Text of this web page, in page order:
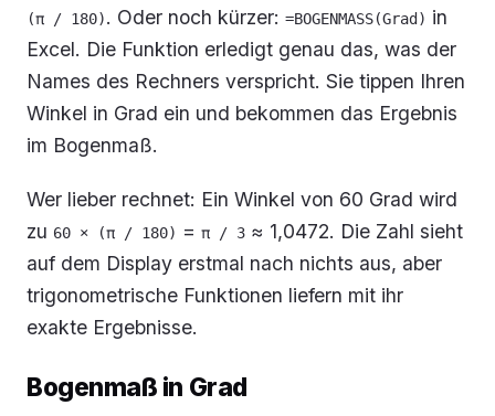
(π / 180). Oder noch kürzer: =BOGENMASS(Grad) in
Excel. Die Funktion erledigt genau das, was der
Names des Rechners verspricht. Sie tippen Ihren
Winkel in Grad ein und bekommen das Ergebnis
im Bogenmaß.
Wer lieber rechnet: Ein Winkel von 60 Grad wird
zu 60 × (π / 180) = π / 3 ≈ 1,0472. Die Zahl sieht
auf dem Display erstmal nach nichts aus, aber
trigonometrische Funktionen liefern mit ihr
exakte Ergebnisse.
Bogenmaß in Grad